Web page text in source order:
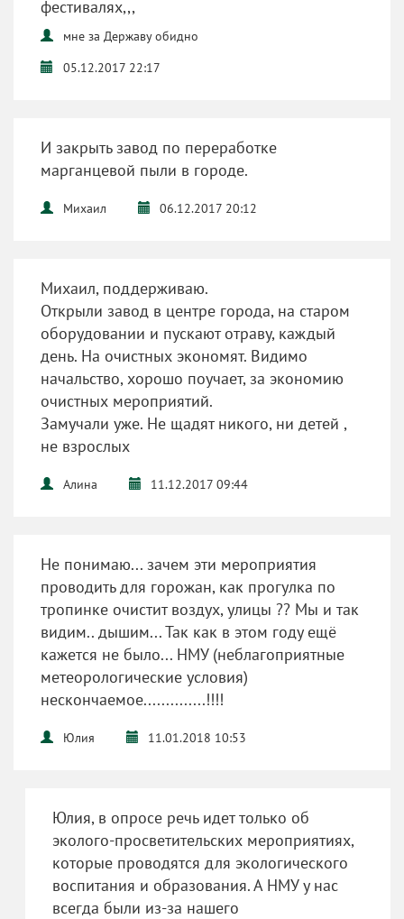
фестивалях,,,
мне за Державу обидно
05.12.2017 22:17
И закрыть завод по переработке
марганцевой пыли в городе.
Михаил 06.12.2017 20:12
Михаил, поддерживаю.
Открыли завод в центре города, на старом
оборудовании и пускают отраву, каждый
день. На очистных экономят. Видимо
начальство, хорошо поучает, за экономию
очистных мероприятий.
Замучали уже. Не щадят никого, ни детей ,
не взрослых
Алина 11.12.2017 09:44
Не понимаю... зачем эти мероприятия
проводить для горожан, как прогулка по
тропинке очистит воздух, улицы ?? Мы и так
видим.. дышим... Так как в этом году ещё
кажется не было... НМУ (неблагоприятные
метеорологические условия)
нескончаемое..............!!!!
Юлия 11.01.2018 10:53
Юлия, в опросе речь идет только об
эколого-просветительских мероприятиях,
которые проводятся для экологического
воспитания и образования. А НМУ у нас
всегда были из-за нашего